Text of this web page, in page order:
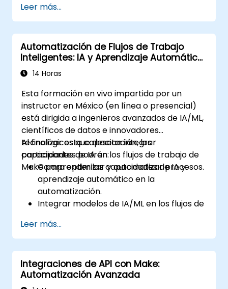
automatización avanzados.
Integrar Zapier con aplicaciones
propietarias o menos comunes.
Leer más...
Automatización de Flujos de Trabajo
Inteligentes: IA y Aprendizaje Automático
con Make
14 Horas
Esta formación en vivo impartida por un
instructor en México (en línea o presencial)
está dirigida a ingenieros avanzados de IA/ML,
científicos de datos e innovadores
tecnológicos que desean integrar
capacidades de IA en los flujos de trabajo de
Make para optimizar y automatizar procesos.
Al finalizar esta capacitación, los
participantes podrán:
Comprender las capacidades de IA y
aprendizaje automático en la
automatización.
Integrar modelos de IA/ML en los flujos de
Implementar análisis de sentimiento,
modelado predictivo y toma de
decisiones basada en datos.
Optimizar y escalar flujos de trabajo
automatizados impulsados por IA.
Leer más...
Integraciones de API con Make:
Automatización Avanzada